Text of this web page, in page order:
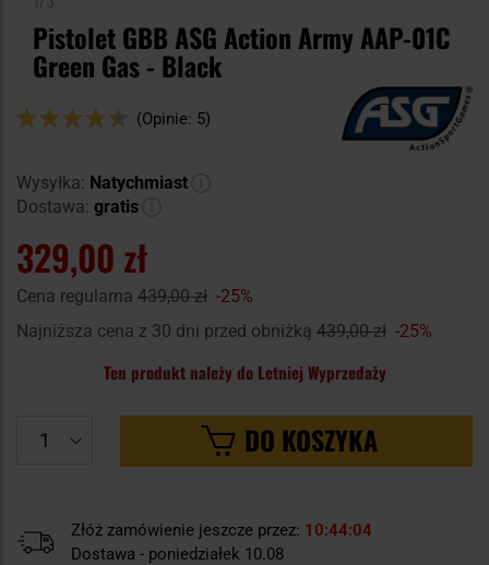
Pistolet GBB ASG Action Army AAP-01C
Green Gas - Black
Ocena:
(Opinie: 5)
Wysyłka: Natychmiast
Dostawa: gratis
329,00 zł
Cena regularna 439,00 zł -25%
Najniższa cena z 30 dni przed obniżką 439,00 zł -25%
Ten produkt należy do Letniej Wyprzedaży
DO KOSZYKA
Złóż zamówienie jeszcze przez: 10 44 03
Dostawa - poniedziałek 10.08